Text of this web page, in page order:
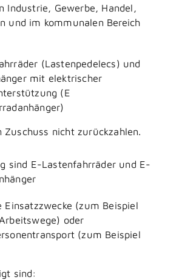
Industrie, Gewerbe, Handel,
und im kommunalen Bereich
(Lastenpedelecs) und
mit elektrischer
(E
Zuschuss nicht zurückzahlen.
sind E-Lastenfahrräder und E-
(zum Beispiel
oder
(zum Beispiel
sind: